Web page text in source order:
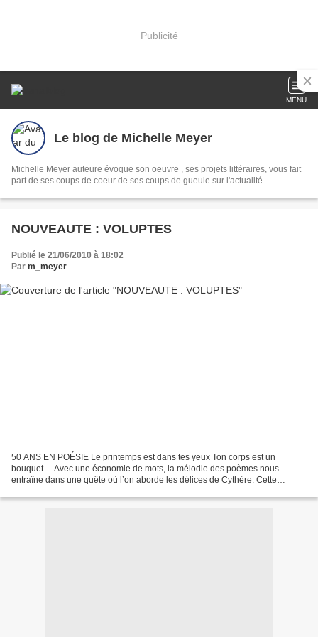
Publicité
MENU
Le blog de Michelle Meyer
Michelle Meyer auteure évoque son oeuvre , ses projets littéraires, vous fait
part de ses coups de coeur de ses coups de gueule sur l'actualité.
NOUVEAUTE : VOLUPTES
Publié le 21/06/2010 à 18:02
Par m_meyer
50 ANS EN POÉSIE Le printemps est dans tes yeux Ton corps est un
bouquet… Avec une économie de mots, la mélodie des poèmes nous
entraîne dans une quête où l’on aborde les délices de Cythère. Cette